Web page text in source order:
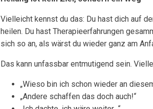
Vielleicht kennst du das: Du hast dich auf
heilen. Du hast Therapieerfahrungen
sich so an, als wärst du wieder ganz am
Das kann unfassbar entmutigend sein.
„Wieso bin ich schon wieder an
„Andere schaffen das doch auch!“